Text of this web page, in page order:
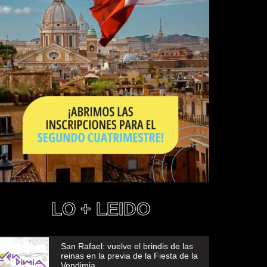
LO + LEIDO
San Rafael: vuelve el brindis de las
reinas en la previa de la Fiesta de la